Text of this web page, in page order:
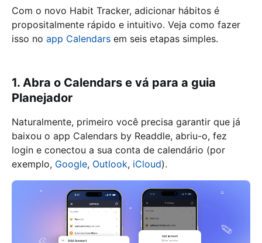
Com o novo Habit Tracker, adicionar hábitos é
propositalmente rápido e intuitivo. Veja como fazer
isso no app Calendars em seis etapas simples.
1. Abra o Calendars e vá para a guia
Planejador
Naturalmente, primeiro você precisa garantir que já
baixou o app Calendars by Readdle, abriu-o, fez
login e conectou a sua conta de calendário (por
exemplo, Google, Outlook, iCloud).